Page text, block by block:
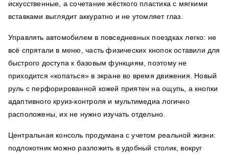
искусственные, а сочетание жёсткого пластика с мягкими
вставками выглядит аккуратно и не утомляет глаз.
Управлять автомобилем в повседневных поездках легко: не
всё спрятали в меню, часть физических кнопок оставили для
быстрого доступа к базовым функциям, поэтому не
приходится «копаться» в экране во время движения. Новый
руль с перфорированной кожей приятен на ощупь, а кнопки
адаптивного круиз-контроля и мультимедиа логично
расположены, их не нужно изучать отдельно.
Центральная консоль продумана с учетом реальной жизни:
подлокотник можно разложить в удобный столик, вокруг